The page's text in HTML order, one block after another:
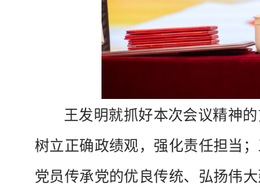
王发明就抓好本次会议精神
树立正确政绩观，强化责任担当
党员传承党的优良传统、弘扬伟